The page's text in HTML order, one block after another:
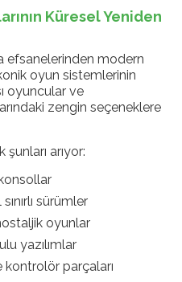
Küresel Yeniden
efsanelerinden modern
oyun sistemlerinin
oyuncular ve
zengin seçeneklere
şunları arıyor:
sürümler
oyunlar
yazılımlar
kontrolör parçaları